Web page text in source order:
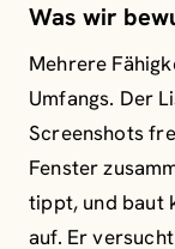
Was wir
Mehrere
Umfangs. Der
Screenshots
Fenster
tippt, und baut
auf. Er